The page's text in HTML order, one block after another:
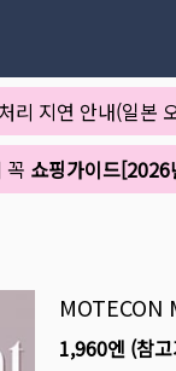
리 지연 안내(일본
꼭 쇼핑가이드
MOTECON
1,960엔 (참